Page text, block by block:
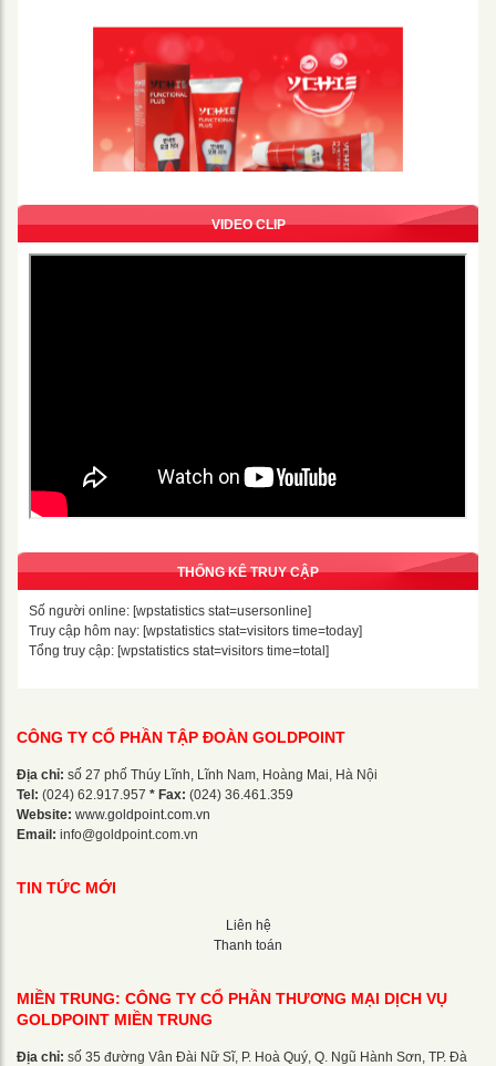
VIDEO CLIP
THỐNG KÊ TRUY CẬP
Số người online: [wpstatistics stat=usersonline]
Truy cập hôm nay: [wpstatistics stat=visitors time=today]
Tổng truy cập: [wpstatistics stat=visitors time=total]
CÔNG TY CỔ PHẦN TẬP ĐOÀN GOLDPOINT
Địa chỉ: số 27 phố Thúy Lĩnh, Lĩnh Nam, Hoàng Mai, Hà Nội
Tel: (024) 62.917.957 * Fax: (024) 36.461.359
Website: www.goldpoint.com.vn
Email: info@goldpoint.com.vn
TIN TỨC MỚI
Liên hệ
Thanh toán
MIỀN TRUNG: CÔNG TY CỔ PHẦN THƯƠNG MẠI DỊCH VỤ
GOLDPOINT MIỀN TRUNG
Địa chỉ: số 35 đường Vân Đài Nữ Sĩ, P. Hoà Quý, Q. Ngũ Hành Sơn, TP. Đà